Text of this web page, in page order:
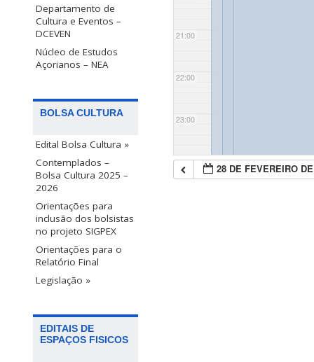
Departamento de
Cultura e Eventos –
DCEVEN
Núcleo de Estudos
Açorianos – NEA
BOLSA CULTURA
Edital Bolsa Cultura »
Contemplados –
Bolsa Cultura 2025 –
2026
Orientações para
inclusão dos bolsistas
no projeto SIGPEX
Orientações para o
Relatório Final
Legislação »
EDITAIS DE
ESPAÇOS FISICOS
21:00
22:00
23:00
28 DE FEVEREIRO